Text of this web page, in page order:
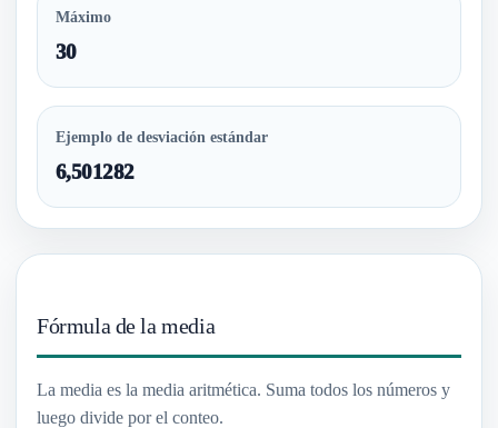
Máximo
30
Ejemplo de desviación estándar
6,501282
Fórmula de la media
La media es la media aritmética. Suma todos los números y
luego divide por el conteo.